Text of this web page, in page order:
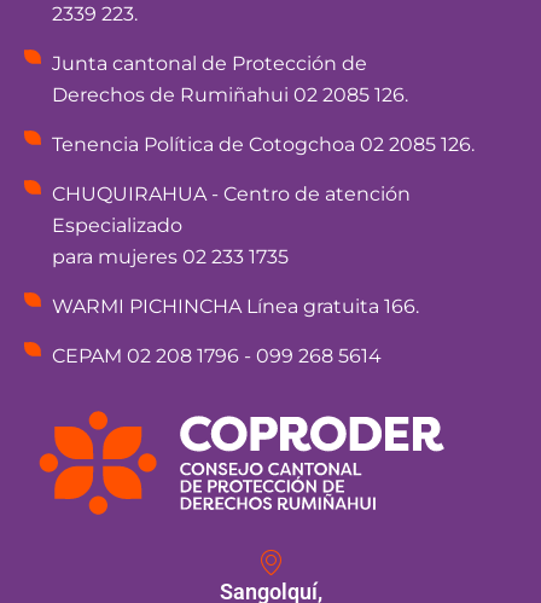
2339 223.
Junta cantonal de Protección de
Derechos de Rumiñahui 02 2085 126.
Tenencia Política de Cotogchoa 02 2085 126.
CHUQUIRAHUA - Centro de atención
Especializado
para mujeres 02 233 1735
WARMI PICHINCHA Línea gratuita 166.
CEPAM 02 208 1796 - 099 268 5614
Sangolquí,